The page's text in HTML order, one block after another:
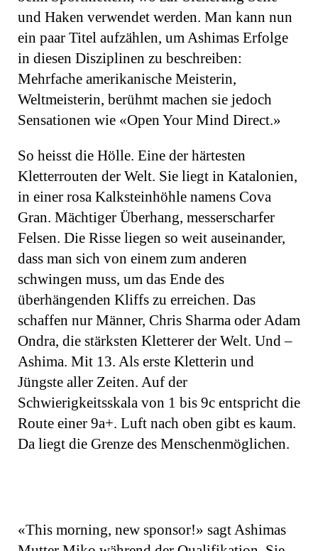
und Haken verwendet werden. Man kann nun
ein paar Titel aufzählen, um Ashimas Erfolge
in diesen Disziplinen zu beschreiben:
Mehrfache amerikanische Meisterin,
Weltmeisterin, berühmt machen sie jedoch
Sensationen wie «Open Your Mind Direct.»
So heisst die Hölle. Eine der härtesten
Kletterrouten der Welt. Sie liegt in Katalonien,
in einer rosa Kalksteinhöhle namens Cova
Gran. Mächtiger Überhang, messerscharfer
Felsen. Die Risse liegen so weit auseinander,
dass man sich von einem zum anderen
schwingen muss, um das Ende des
überhängenden Kliffs zu erreichen. Das
schaffen nur Männer, Chris Sharma oder Adam
Ondra, die stärksten Kletterer der Welt. Und –
Ashima. Mit 13. Als erste Kletterin und
Jüngste aller Zeiten. Auf der
Schwierigkeitsskala von 1 bis 9c entspricht die
Route einer 9a+. Luft nach oben gibt es kaum.
Da liegt die Grenze des Menschenmöglichen.
«This morning, new sponsor!» sagt Ashimas